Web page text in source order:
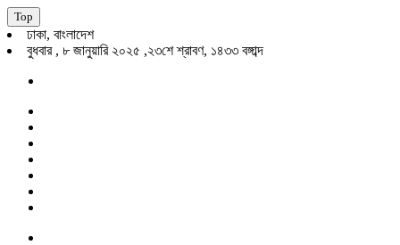
Top
ঢাকা, বাংলাদেশ
বুধবার , ৮ জানুয়ারি ২০২৫ ,২৩শে শ্রাবণ, ১৪৩৩ বঙ্গাব্দ